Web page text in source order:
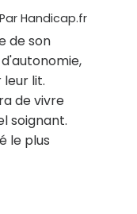
Handicap.fr
de son
lit.
de vivre
soignant.
le plus